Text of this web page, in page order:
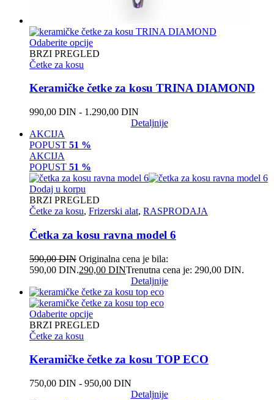
Odaberite opcije
BRZI PREGLED
Četke za kosu
Keramičke četke za kosu TRINA DIAMOND
990,00 DIN - 1.290,00 DIN
Detaljnije
AKCIJA
POPUST 51 %
AKCIJA
POPUST 51 %
Dodaj u korpu
BRZI PREGLED
Četke za kosu, Frizerski alat, RASPRODAJA
Četka za kosu ravna model 6
590,00DIN Originalna cena je bila:
590,00 DIN.290,00 DINTrenutna cena je: 290,00 DIN.
Detaljnije
Odaberite opcije
BRZI PREGLED
Četke za kosu
Keramičke četke za kosu TOP ECO
750,00 DIN - 950,00 DIN
Detaljnije